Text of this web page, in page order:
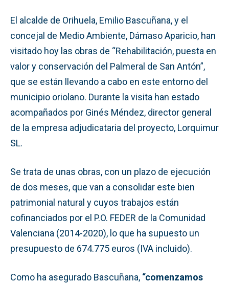
El alcalde de Orihuela, Emilio Bascuñana, y el
concejal de Medio Ambiente, Dámaso Aparicio, han
visitado hoy las obras de “Rehabilitación, puesta en
valor y conservación del Palmeral de San Antón”,
que se están llevando a cabo en este entorno del
municipio oriolano. Durante la visita han estado
acompañados por Ginés Méndez, director general
de la empresa adjudicataria del proyecto, Lorquimur
SL.
Se trata de unas obras, con un plazo de ejecución
de dos meses, que van a consolidar este bien
patrimonial natural y cuyos trabajos están
cofinanciados por el P.O. FEDER de la Comunidad
Valenciana (2014-2020), lo que ha supuesto un
presupuesto de 674.775 euros (IVA incluido).
Como ha asegurado Bascuñana, “comenzamos